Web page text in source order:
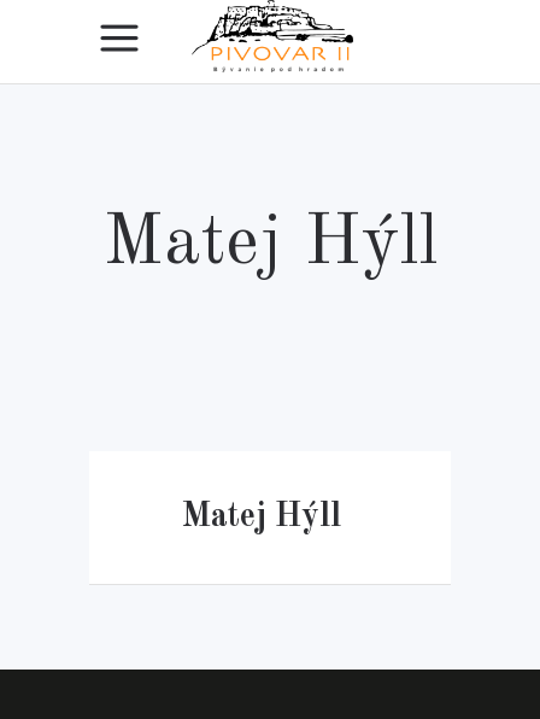
Matej Hýll
Matej Hýll